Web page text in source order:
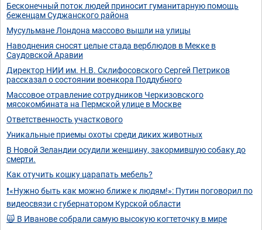
Бесконечный поток людей приносит гуманитарную помощь
беженцам Суджанского района
Мусульмане Лондона массово вышли на улицы
Наводнения сносят целые стада верблюдов в Мекке в
Саудовской Аравии
Директор НИИ им. Н.В. Склифосовского Сергей Петриков
рассказал о состоянии военкора Поддубного
Массовое отравление сотрудников Черкизовского
мясокомбината на Пермской улице в Москве
Ответственность участкового
Уникальные приемы охоты среди диких животных
В Новой Зеландии осудили женщину, закормившую собаку до
смерти.
Как отучить кошку царапать мебель?
❗️«Нужно быть как можно ближе к людям!»: Путин поговорил по
видеосвязи с губернатором Курской области
🙀 В Иванове собрали самую высокую когтеточку в мире